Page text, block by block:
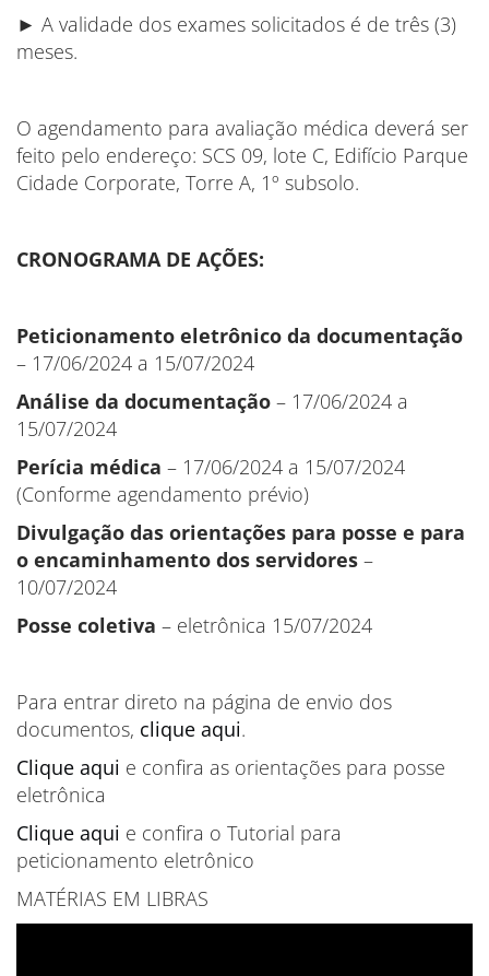
► A validade dos exames solicitados é de três (3)
meses.
O agendamento para avaliação médica deverá ser
feito pelo endereço: SCS 09, lote C, Edifício Parque
Cidade Corporate, Torre A, 1º subsolo.
CRONOGRAMA DE AÇÕES:
Peticionamento eletrônico da documentação
– 17/06/2024 a 15/07/2024
Análise da documentação – 17/06/2024 a
15/07/2024
Perícia médica – 17/06/2024 a 15/07/2024
(Conforme agendamento prévio)
Divulgação das orientações para posse e para
o encaminhamento dos servidores –
10/07/2024
Posse coletiva – eletrônica 15/07/2024
Para entrar direto na página de envio dos
documentos, clique aqui.
Clique aqui e confira as orientações para posse
eletrônica
Clique aqui e confira o Tutorial para
peticionamento eletrônico
MATÉRIAS EM LIBRAS